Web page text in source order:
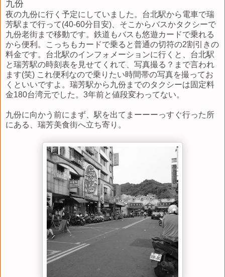
九份
夜の九份に行く予定にしていました。台北駅から電車で瑞
芳駅まで行って(40-60分目安)、そこからバスかタクシーで
九份老街まで移動です。鉄道もバスも悠遊カードで乗れる
から便利。こっちもカードで乗ると普通の切符の2割引きの
料金です。台北駅のインフォメーションに行くと、台北駅
と瑞芳駅の時刻表を見せてくれて、写真撮る？まで言われ
ます(笑) これ便利なので乗りたい時間帯の写真を撮ってお
くといいですよ。瑞芳駅から九份までのタクシーは固定料
金180台湾元でした。3年前と値段変わってない。
九份に向かう前にまず、駅を出てまーーーっすぐ行った所
にある、瑞芳美食街へ立ち寄り。